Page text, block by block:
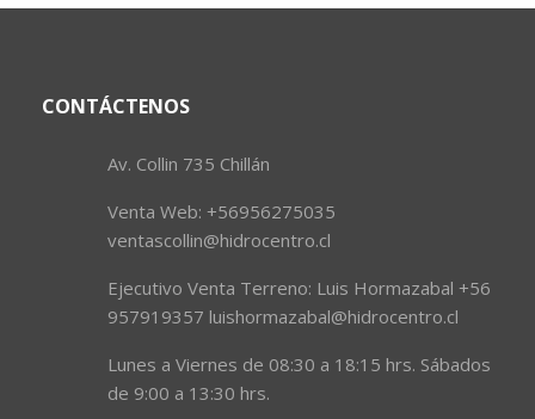
CONTÁCTENOS
Av. Collin 735 Chillán
Venta Web: +56956275035
ventascollin@hidrocentro.cl
Ejecutivo Venta Terreno: Luis Hormazabal +56
957919357 luishormazabal@hidrocentro.cl
Lunes a Viernes de 08:30 a 18:15 hrs. Sábados
de 9:00 a 13:30 hrs.